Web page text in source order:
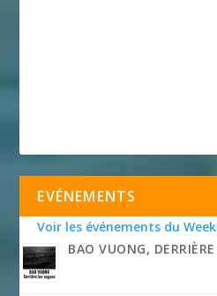
EVÉNEMENTS
Voir les événements du
BAO VUONG,